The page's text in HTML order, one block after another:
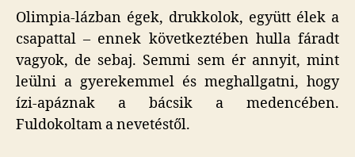
Olimpia-lázban égek, drukkolok, együtt élek a
csapattal – ennek következtében hulla fáradt
vagyok, de sebaj. Semmi sem ér annyit, mint
leülni a gyerekemmel és meghallgatni, hogy
ízi-apáznak a bácsik a medencében.
Fuldokoltam a nevetéstől.